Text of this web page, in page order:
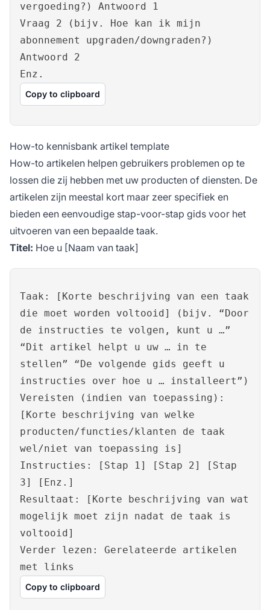
vergoeding?) Antwoord 1
Vraag 2 (bijv. Hoe kan ik mijn
abonnement upgraden/downgraden?)
Antwoord 2
Enz.
Copy to clipboard
How-to kennisbank artikel template
How-to artikelen helpen gebruikers problemen op te
lossen die zij hebben met uw producten of diensten. De
artikelen zijn meestal kort maar zeer specifiek en
bieden een eenvoudige stap-voor-stap gids voor het
uitvoeren van een bepaalde taak.
Titel: Hoe u [Naam van taak]
Taak: [Korte beschrijving van een taak
die moet worden voltooid] (bijv. “Door
de instructies te volgen, kunt u …”
“Dit artikel helpt u uw … in te
stellen” “De volgende gids geeft u
instructies over hoe u … installeert”)
Vereisten (indien van toepassing):
[Korte beschrijving van welke
producten/functies/klanten de taak
wel/niet van toepassing is]
Instructies: [Stap 1] [Stap 2] [Stap
3] [Enz.]
Resultaat: [Korte beschrijving van wat
mogelijk moet zijn nadat de taak is
voltooid]
Verder lezen: Gerelateerde artikelen
met links
Copy to clipboard